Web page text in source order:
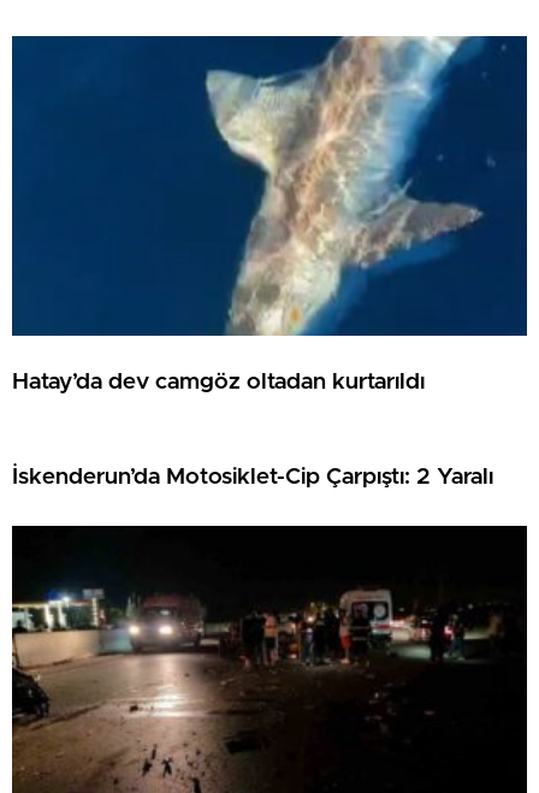
Hatay’da dev camgöz oltadan kurtarıldı
İskenderun’da Motosiklet-Cip Çarpıştı: 2 Yaralı